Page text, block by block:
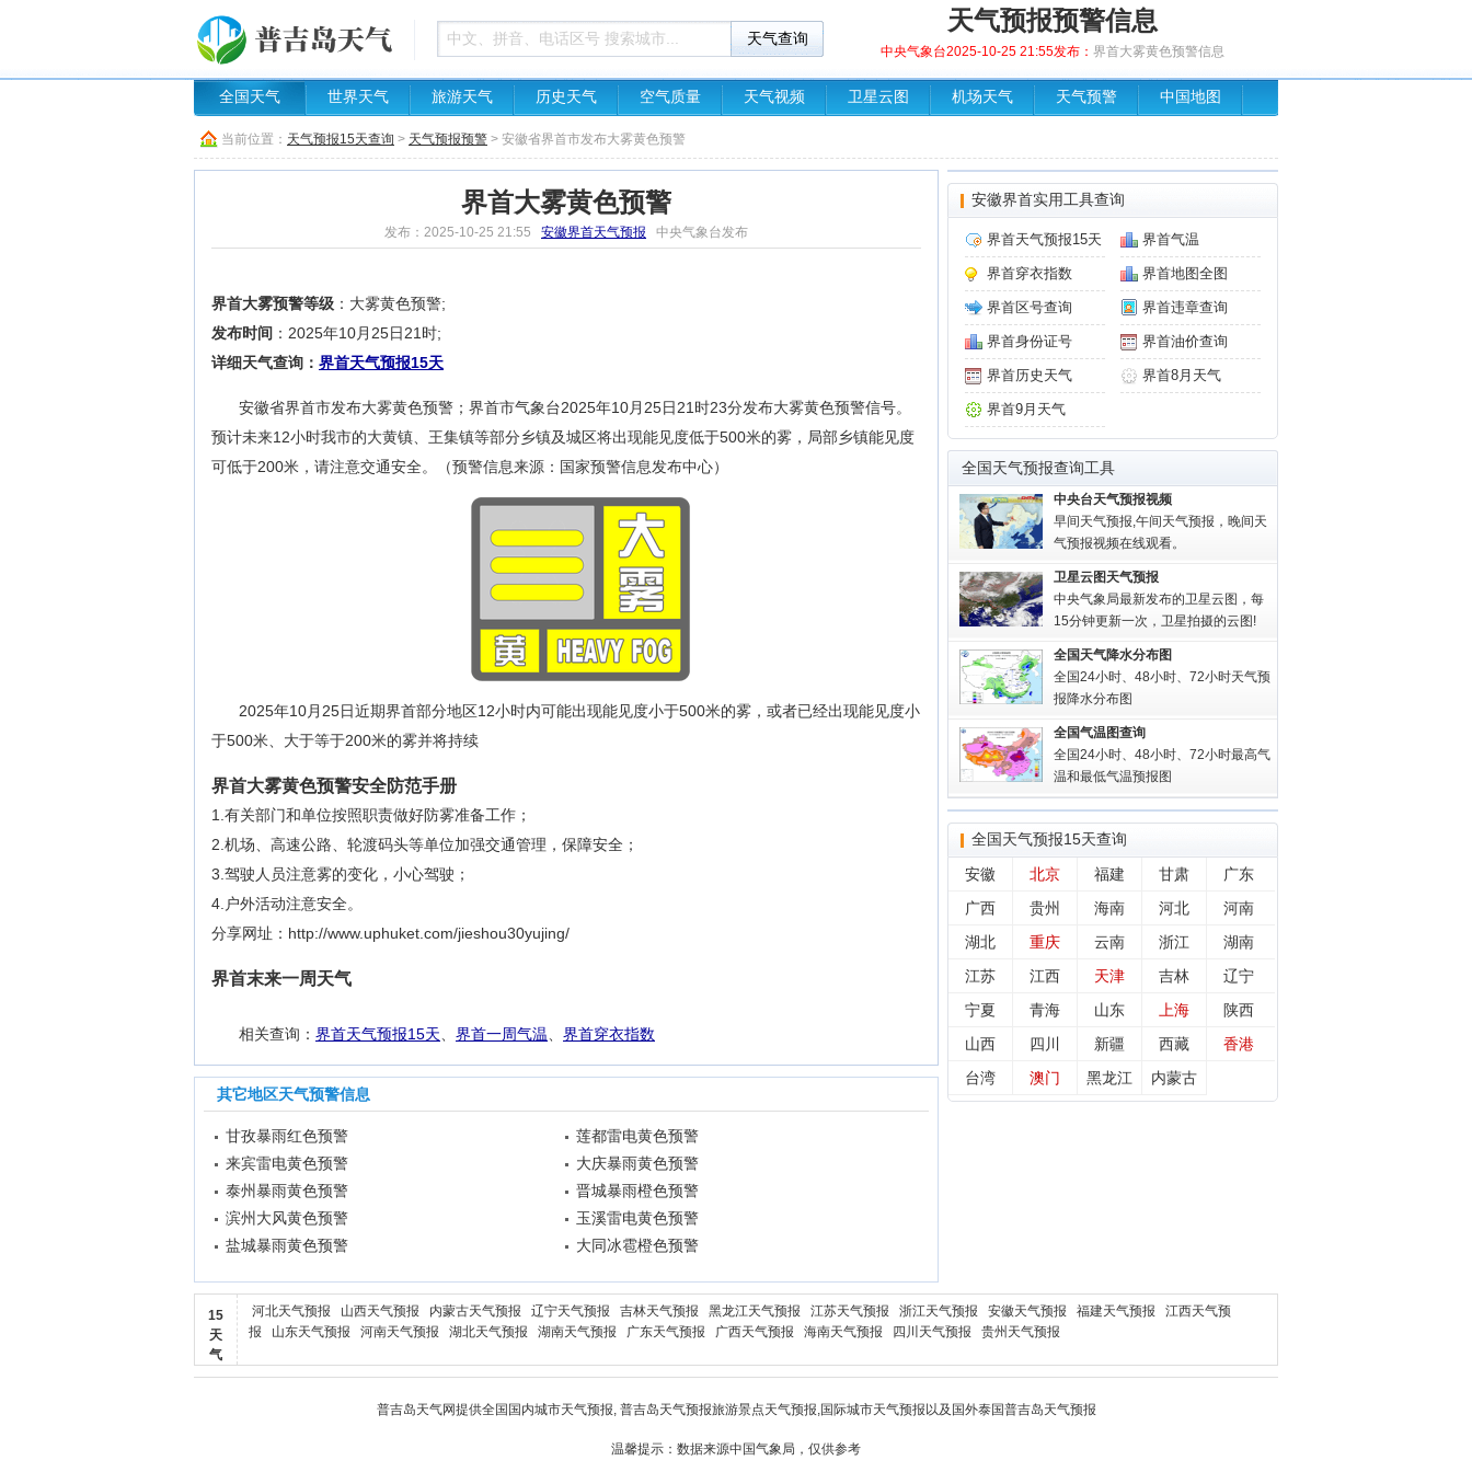
天气预报预警信息
中央气象台2025-10-25 21:55发布： 界首大雾黄色预警信息
全国天气 世界天气 旅游天气 历史天气 空气质量 天气视频 卫星云图 机场天气 天气预警 中国地图
当前位置： 天气预报15天查询 > 天气预报预警 > 安徽省界首市发布大雾黄色预警
界首大雾黄色预警
发布：2025-10-25 21:55 安徽界首天气预报 中央气象台发布
界首大雾预警等级 ：大雾黄色预警;
发布时间 ：2025年10月25日21时;
详细天气查询： 界首天气预报15天
安徽省界首市发布大雾黄色预警；界首市气象台2025年10月25日21时23分发布大雾黄色预警信号。
预计未来12小时我市的大黄镇、王集镇等部分乡镇及城区将出现能见度低于500米的雾，局部乡镇能见度
可低于200米，请注意交通安全。（预警信息来源：国家预警信息发布中心）
2025年10月25日近期界首部分地区12小时内可能出现能见度小于500米的雾，或者已经出现能见度小
于500米、大于等于200米的雾并将持续
界首大雾黄色预警安全防范手册
1.有关部门和单位按照职责做好防雾准备工作；
2.机场、高速公路、轮渡码头等单位加强交通管理，保障安全；
3.驾驶人员注意雾的变化，小心驾驶；
4.户外活动注意安全。
分享网址：http://www.uphuket.com/jieshou30yujing/
界首末来一周天气
相关查询： 界首天气预报15天 界首一周气温 界首穿衣指数
其它地区天气预警信息
甘孜暴雨红色预警
莲都雷电黄色预警
来宾雷电黄色预警
大庆暴雨黄色预警
泰州暴雨黄色预警
晋城暴雨橙色预警
滨州大风黄色预警
玉溪雷电黄色预警
盐城暴雨黄色预警
大同冰雹橙色预警
安徽界首实用工具查询
界首天气预报15天 界首气温
界首穿衣指数 界首地图全图
界首区号查询 界首违章查询
界首身份证号 界首油价查询
界首历史天气 界首8月天气
界首9月天气
全国天气预报查询工具
中央台天气预报视频
早间天气预报,午间天气预报，晚间天
气预报视频在线观看。
卫星云图天气预报
中央气象局最新发布的卫星云图，每
15分钟更新一次，卫星拍摄的云图!
全国天气降水分布图
全国24小时、48小时、72小时天气预
报降水分布图
全国气温图查询
全国24小时、48小时、72小时最高气
温和最低气温预报图
全国天气预报15天查询
安徽
北京 福建 甘肃
广东
广西
贵州 海南 河北
河南
湖北
重庆 云南 浙江
湖南
江苏
江西 天津 吉林
辽宁
宁夏
青海 山东 上海
陕西
山西
四川 新疆 西藏
香港
台湾
澳门 黑龙江 内蒙古
15
天
气
河北天气预报 山西天气预报 内蒙古天气预报 辽宁天气预报 吉林天气预报 黑龙江天气预报 江苏天气预报 浙江天气预报 安徽天气预报 福建天气预报
江西天气预
报
山东天气预报 河南天气预报 湖北天气预报 湖南天气预报 广东天气预报 广西天气预报 海南天气预报 四川天气预报 贵州天气预报
普吉岛天气网提供全国国内城市天气预报, 普吉岛天气预报旅游景点天气预报,国际城市天气预报以及国外泰国普吉岛天气预报
温馨提示：数据来源中国气象局，仅供参考